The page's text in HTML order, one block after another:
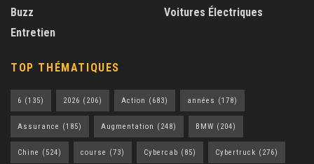
Buzz
Entretien
Voitures Électriques
TOP THÉMATIQUES
6 (135) 2026 (206) Action (683) années (178)
Assurance (185) Augmentation (248) BMW (204)
Chine (524) course (73) Cybercab (85) Cybertruck (276)